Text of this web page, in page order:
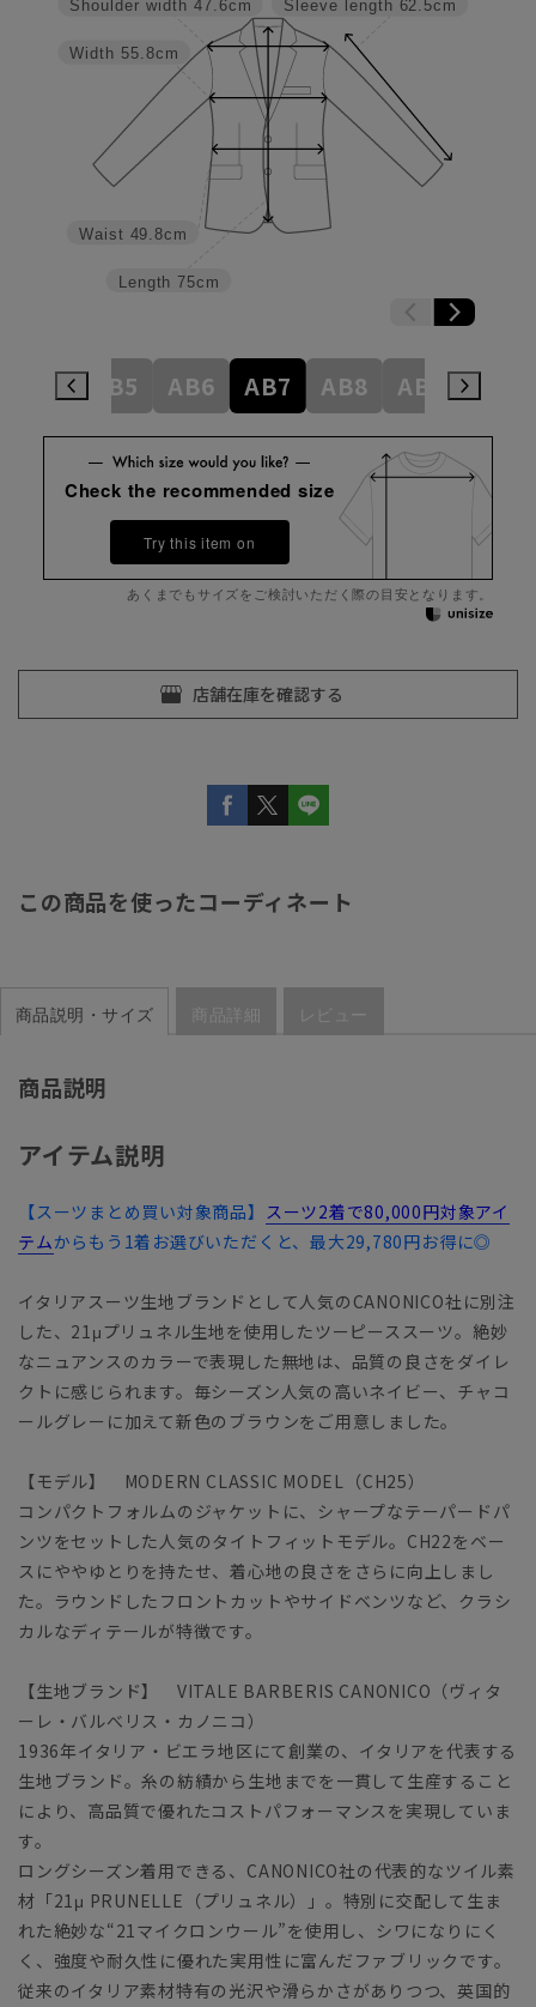
Sleeve length 62.5cm
Length 75cm
Waist 49.8cm
Width 55.8cm
Shoulder width 47.6cm
AB5 AB6 AB7 AB8 AB9
Check the recommended size
Try this item on
あくまでもサイズをご検討いただく際の目安となります。
この商品を使ったコーディネート
商品説明・サイズ 商品詳細 レビュー
商品説明
アイテム説明
【スーツまとめ買い対象商品】 スーツ2着で80,000円対象アイ
テムからもう1着お選びいただくと、最大29,780円お得に◎
イタリアスーツ生地ブランドとして人気のCANONICO社に別注
した、21μプリュネル生地を使用したツーピーススーツ。絶妙
なニュアンスのカラーで表現した無地は、品質の良さをダイレ
クトに感じられます。毎シーズン人気の高いネイビー、チャコ
ールグレーに加えて新色のブラウンをご用意しました。
【モデル】 MODERN CLASSIC MODEL（CH25）
コンパクトフォルムのジャケットに、シャープなテーパードパ
ンツをセットした人気のタイトフィットモデル。CH22をベー
スにややゆとりを持たせ、着心地の良さをさらに向上しまし
た。ラウンドしたフロントカットやサイドベンツなど、クラシ
カルなディテールが特徴です。
【生地ブランド】 VITALE BARBERIS CANONICO（ヴィタ
ーレ・バルべリス・カノニコ）
1936年イタリア・ビエラ地区にて創業の、イタリアを代表する
生地ブランド。糸の紡績から生地までを一貫して生産すること
により、高品質で優れたコストパフォーマンスを実現していま
す。
ロングシーズン着用できる、CANONICO社の代表的なツイル素
材「21μ PRUNELLE（プリュネル）」。特別に交配して生ま
れた絶妙な“21マイクロンウール”を使用し、シワになりにく
く、強度や耐久性に優れた実用性に富んだファブリックです。
従来のイタリア素材特有の光沢や滑らかさがありつつ、英国的